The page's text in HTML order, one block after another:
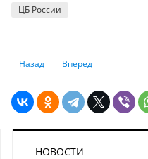
ЦБ России
Предыдущий: Коронакризис
Назад Следующий: Можно
Вперед
НОВОСТИ